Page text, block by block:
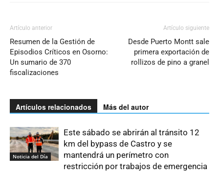
Artículo anterior
Resumen de la Gestión de
Episodios Críticos en Osorno:
Un sumario de 370
fiscalizaciones
Artículo siguiente
Desde Puerto Montt sale
primera exportación de
rollizos de pino a granel
Artículos relacionados Más del autor
Noticia del Día
Este sábado se abrirán al tránsito 12
km del bypass de Castro y se
mantendrá un perímetro con
restricción por trabajos de emergencia